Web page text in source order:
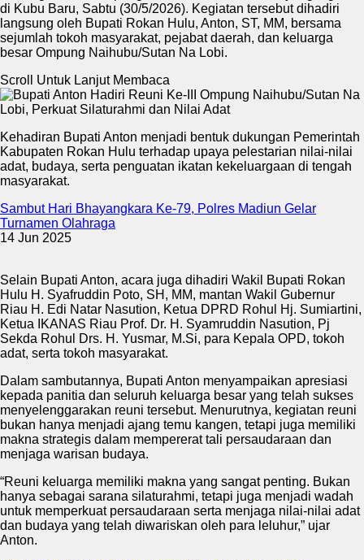
di Kubu Baru, Sabtu (30/5/2026). Kegiatan tersebut dihadiri
langsung oleh Bupati Rokan Hulu, Anton, ST, MM, bersama
sejumlah tokoh masyarakat, pejabat daerah, dan keluarga
besar Ompung Naihubu/Sutan Na Lobi.
Scroll Untuk Lanjut Membaca
Kehadiran Bupati Anton menjadi bentuk dukungan Pemerintah
Kabupaten Rokan Hulu terhadap upaya pelestarian nilai-nilai
adat, budaya, serta penguatan ikatan kekeluargaan di tengah
masyarakat.
Sambut Hari Bhayangkara Ke-79, Polres Madiun Gelar
Turnamen Olahraga
14 Jun 2025
Selain Bupati Anton, acara juga dihadiri Wakil Bupati Rokan
Hulu H. Syafruddin Poto, SH, MM, mantan Wakil Gubernur
Riau H. Edi Natar Nasution, Ketua DPRD Rohul Hj. Sumiartini,
Ketua IKANAS Riau Prof. Dr. H. Syamruddin Nasution, Pj
Sekda Rohul Drs. H. Yusmar, M.Si, para Kepala OPD, tokoh
adat, serta tokoh masyarakat.
Dalam sambutannya, Bupati Anton menyampaikan apresiasi
kepada panitia dan seluruh keluarga besar yang telah sukses
menyelenggarakan reuni tersebut. Menurutnya, kegiatan reuni
bukan hanya menjadi ajang temu kangen, tetapi juga memiliki
makna strategis dalam mempererat tali persaudaraan dan
menjaga warisan budaya.
“Reuni keluarga memiliki makna yang sangat penting. Bukan
hanya sebagai sarana silaturahmi, tetapi juga menjadi wadah
untuk memperkuat persaudaraan serta menjaga nilai-nilai adat
dan budaya yang telah diwariskan oleh para leluhur,” ujar
Anton.